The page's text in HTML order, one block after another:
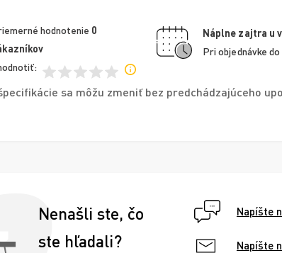
hodnotenie 0
Náplne zajtra u
Pri objednávke do
sa môžu zmeniť bez predchádzajúceho
Nenašli ste, čo
ste hľadali?
Napíšte
Napíšte